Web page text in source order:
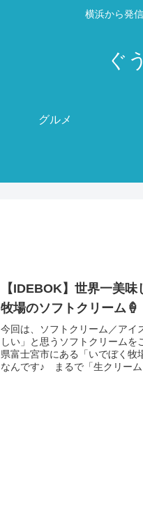
横浜から発
ぐ
グルメ
【IDEBOK】世界一美
牧場のソフトクリーム🍦
今回は、ソフトクリーム／アイ
しい」と思うソフトクリーム
県富士宮市にある「いでぼく牧
なんです♪ まるで「生クリーム